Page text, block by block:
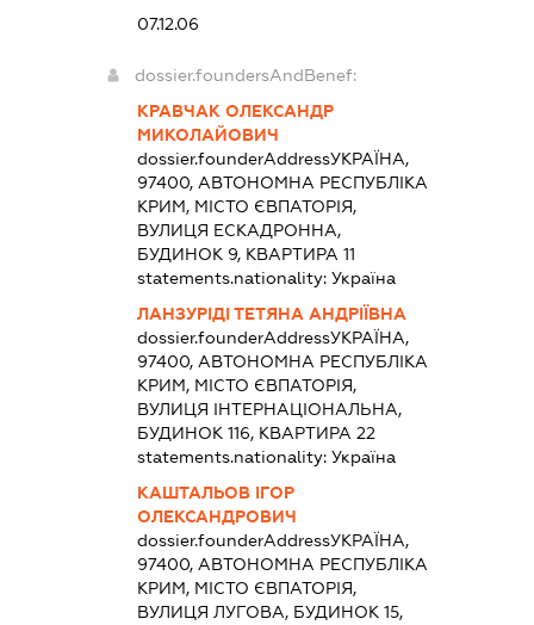
07.12.06
dossier.foundersAndBenef:
КРАВЧАК ОЛЕКСАНДР
МИКОЛАЙОВИЧ
dossier.founderAddressУКРАЇНА,
97400, АВТОНОМНА РЕСПУБЛІКА
КРИМ, МІСТО ЄВПАТОРІЯ,
ВУЛИЦЯ ЕСКАДРОННА,
БУДИНОК 9, КВАРТИРА 11
statements.nationality: Україна
ЛАНЗУРІДІ ТЕТЯНА АНДРІЇВНА
dossier.founderAddressУКРАЇНА,
97400, АВТОНОМНА РЕСПУБЛІКА
КРИМ, МІСТО ЄВПАТОРІЯ,
ВУЛИЦЯ ІНТЕРНАЦІОНАЛЬНА,
БУДИНОК 116, КВАРТИРА 22
statements.nationality: Україна
КАШТАЛЬОВ ІГОР
ОЛЕКСАНДРОВИЧ
dossier.founderAddressУКРАЇНА,
97400, АВТОНОМНА РЕСПУБЛІКА
КРИМ, МІСТО ЄВПАТОРІЯ,
ВУЛИЦЯ ЛУГОВА, БУДИНОК 15,